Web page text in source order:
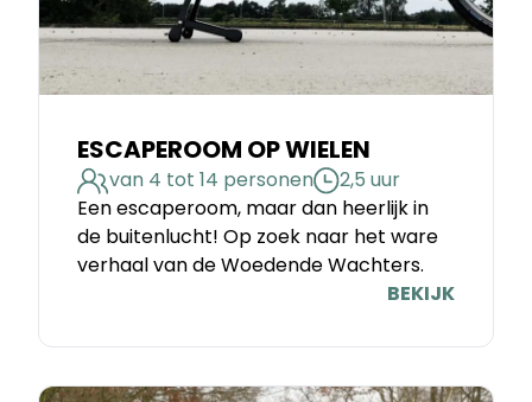
ESCAPEROOM OP WIELEN
van 4 tot 14 personen
2,5 uur
Een escaperoom, maar dan heerlijk in
de buitenlucht! Op zoek naar het ware
verhaal van de Woedende Wachters.
BEKIJK